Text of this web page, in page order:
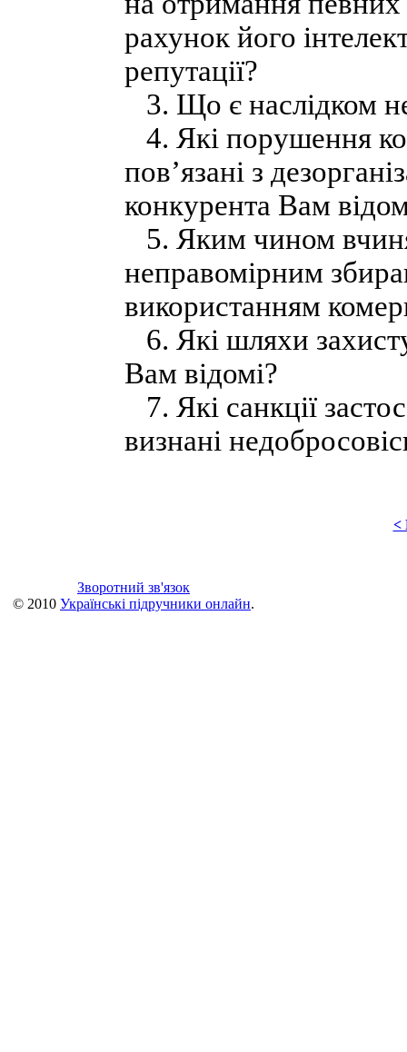
рахунок його
репутації?
3. Що є наслідком
4. Які порушення
пов’язані з
конкурента Вам
5. Яким чином
неправомірним
використанням
6. Які шляхи
Вам відомі?
7. Які санкції
визнані
<
Зворотний зв'язок
© 2010 Українські підручники онлайн.